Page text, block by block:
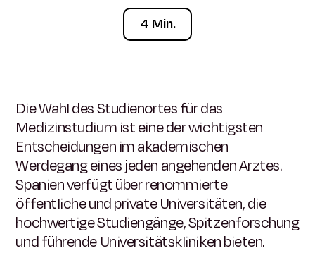
4 Min.
Die Wahl des Studienortes für das
Medizinstudium ist eine der wichtigsten
Entscheidungen im akademischen
Werdegang eines jeden angehenden Arztes.
Spanien verfügt über renommierte
öffentliche und private Universitäten, die
hochwertige Studiengänge, Spitzenforschung
und führende Universitätskliniken bieten.